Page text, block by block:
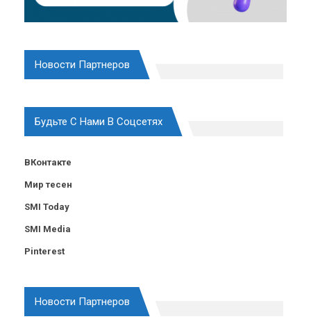
Новости Партнеров
Будьте С Нами В Соцсетях
ВКонтакте
Мир тесен
SMI Today
SMI Media
Pinterest
Новости Партнеров